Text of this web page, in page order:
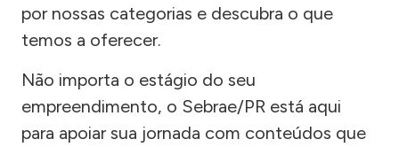
por nossas categorias e descubra o que
temos a oferecer.
Não importa o estágio do seu
empreendimento, o Sebrae/PR está aqui
para apoiar sua jornada com conteúdos que